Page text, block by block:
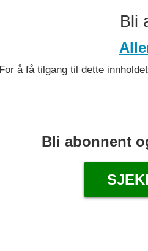
Bli
For å få tilgang til dette
Bli abonnent